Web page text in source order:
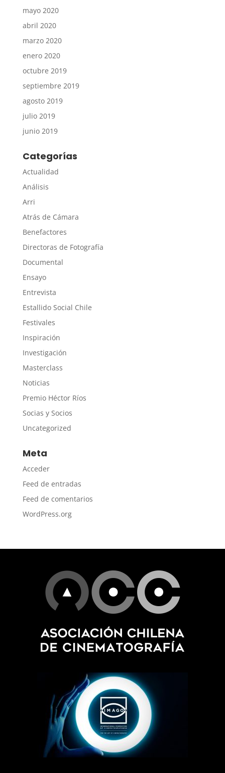
mayo 2020
abril 2020
marzo 2020
enero 2020
octubre 2019
septiembre 2019
agosto 2019
julio 2019
junio 2019
Categorías
Actualidad
Análisis
Arri
Atrás de Cámara
Benefactores
Directoras de Fotografía
Documental
Ensayo
Entrevista
Estallido Social Chile
Festivales
Inspiración
Investigación
Masterclass
Noticias
Premio Héctor Ríos
Socias y Socios
Uncategorized
Meta
Acceder
Feed de entradas
Feed de comentarios
WordPress.org